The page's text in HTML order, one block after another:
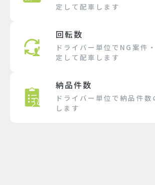
定して配車します
回転数
ドライバー単位でNG案件
定して配車します
納品件数
ドライバー単位で納品件数
します